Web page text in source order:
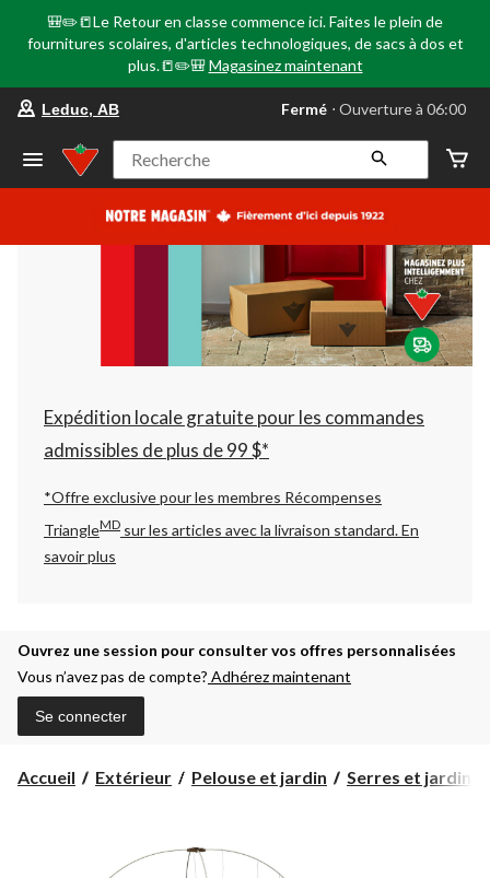
🎒✏️📒Le Retour en classe commence ici. Faites le plein de
fournitures scolaires, d'articles technologiques, de sacs à dos et
plus.📒✏️🎒 Magasinez maintenant
votre
préféré
Leduc,
AB,
courament
Ouverture
à
06:00
cliquer
pour
changer
Leduc, AB Fermé ⋅ Ouverture à 06:00
Recherche
Expédition locale gratuite pour les commandes
admissibles de plus de 99 $*
*Offre exclusive pour les membres Récompenses
TriangleMD sur les articles avec la livraison standard.En
savoir plus
Ouvrez une session pour consulter vos offres personnalisées
Vous n’avez pas de compte? Adhérez maintenant
Se connecter
Accueil Extérieur Pelouse et jardin Serres et jardins